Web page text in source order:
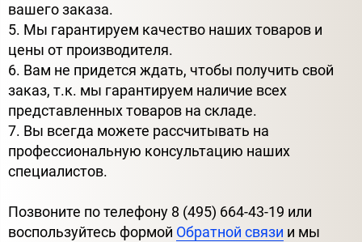
вашего заказа.
5. Мы гарантируем качество наших товаров и
цены от производителя.
6. Вам не придется ждать, чтобы получить свой
заказ, т.к. мы гарантируем наличие всех
представленных товаров на складе.
7. Вы всегда можете рассчитывать на
профессиональную консультацию наших
специалистов.
Позвоните по телефону 8 (495) 664-43-19 или
воспользуйтесь формой Обратной связи и мы